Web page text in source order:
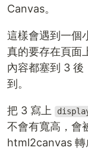
Canvas。
這樣會遇到一個
真的要存在頁面
內容都塞到 3 後
到。
把 3 寫上
不會有寬高，會
html2canvas 轉